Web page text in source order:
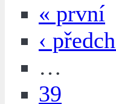
« první
‹
…
39